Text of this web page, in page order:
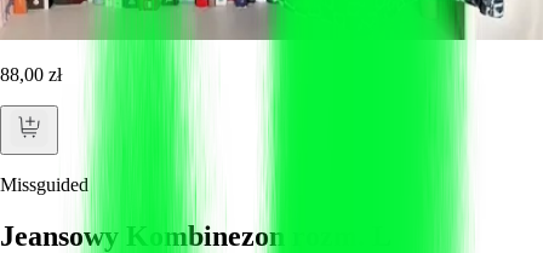
88,00 zł
Missguided
Jeansowy Kombinezon rozm. L